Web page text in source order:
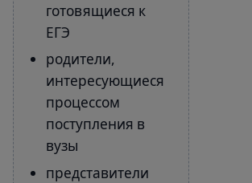
готовящиеся к
ЕГЭ
родители,
интересующиеся
процессом
поступления в
вузы
представители